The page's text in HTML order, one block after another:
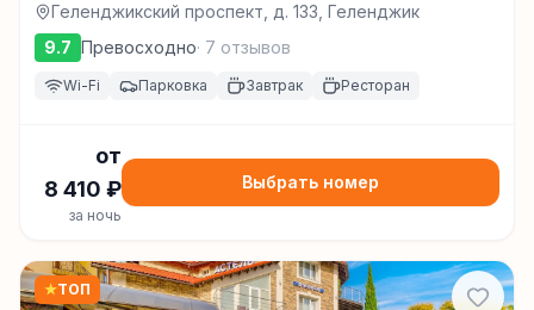
Геленджикский проспект, д. 133, Геленджик
9.7 Превосходно· 7 отзывов
Wi-Fi Парковка Завтрак Ресторан
от
8 410 ₽
за ночь
Выбрать номер
★ТОП